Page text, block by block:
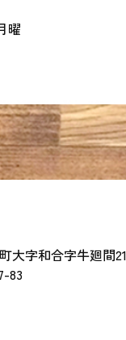
曜
大字和合字牛廻間
83